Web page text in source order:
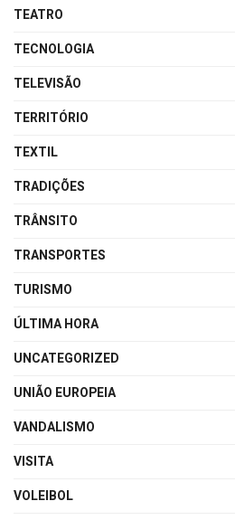
TEATRO
TECNOLOGIA
TELEVISÃO
TERRITÓRIO
TEXTIL
TRADIÇÕES
TRÂNSITO
TRANSPORTES
TURISMO
ÚLTIMA HORA
UNCATEGORIZED
UNIÃO EUROPEIA
VANDALISMO
VISITA
VOLEIBOL